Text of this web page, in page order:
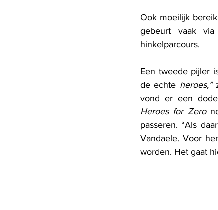
Ook moeilijk
gebeurt vaak
hinkelparcours.
Een tweede pijler
de echte heroes,”
Heroes for Zero
passeren. “Als
Vandaele. Voor
worden. Het gaat